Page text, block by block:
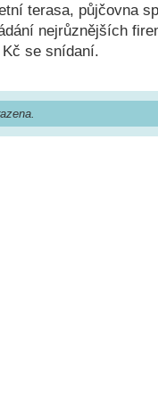
terasa, půjčovna
nejrůznějších
Kč se snídaní.